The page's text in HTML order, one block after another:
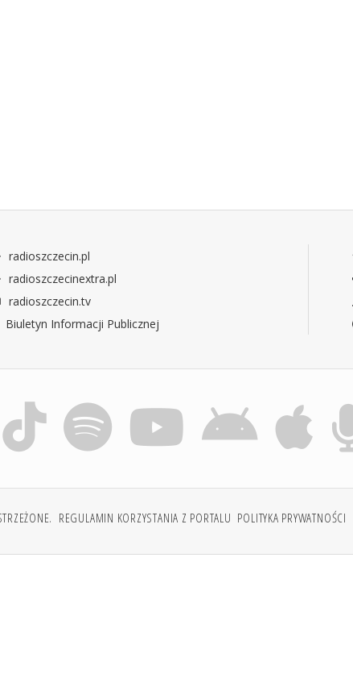
radioszczecin.pl
radioszczecinextra.pl
radioszczecin.tv
Biuletyn Informacji Publicznej
REGULAMIN KORZYSTANIA Z PORTALU POLITYKA PRYWATNOŚCI